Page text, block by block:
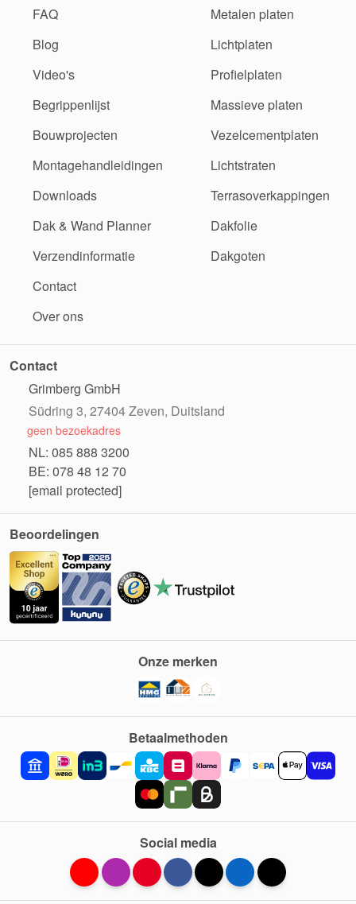
FAQ
Blog
Video's
Begrippenlijst
Bouwprojecten
Montagehandleidingen
Downloads
Dak & Wand Planner
Verzendinformatie
Contact
Over ons
Metalen platen
Lichtplaten
Profielplaten
Massieve platen
Vezelcementplaten
Lichtstraten
Terrasoverkappingen
Dakfolie
Dakgoten
Contact
Grimberg GmbH
Südring 3, 27404 Zeven, Duitsland
geen bezoekadres
NL: 085 888 3200
BE: 078 48 12 70
[email protected]
Beoordelingen
Betaalmethoden
Onze merken
Social media